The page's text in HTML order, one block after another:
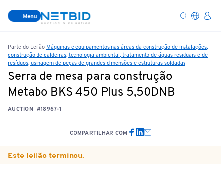
Menu
Parte do Leilão Máquinas e equipamentos nas áreas da construção de instalações,
construção de caldeiras, tecnologia ambiental, tratamento de águas residuais e de
resíduos, usinagem de peças de grandes dimensões e estruturas soldadas
Serra de mesa para construção
Metabo BKS 450 Plus 5,50DNB
AUCTION #18967-1
COMPARTILHAR COM
Este leilão terminou.